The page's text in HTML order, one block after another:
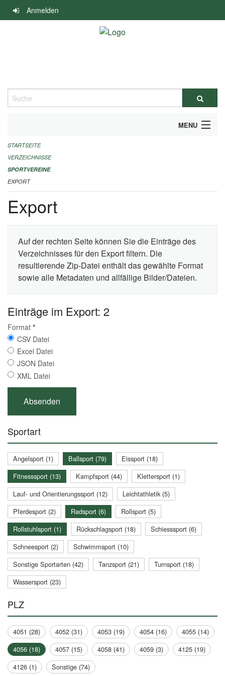
Navigation
überspringen
Anmelden
Suche
MENU
ALLGEMEINE INFORMATIONEN
FINANZIELLE UNTERSTÜTZUNG BENÖTIGT?
KONTAKT
STARTSEITE
VERZEICHNISSE
SPORTVEREINE
EXPORT
Export
Auf der rechten Seite können Sie die Einträge des
Verzeichnisses für den Export filtern. Die
resultierende Zip-Datei enthält das gewählte Format
sowie alle Metadaten und allfällige Bilder/Dateien.
Einträge im Export: 2
Format *
CSV Datei
Excel Datei
JSON Datei
XML Datei
Sportart
Angelsport (1) Ballsport (79)
Eissport (18)
Fitnesssport (13)
Kampfsport (44)
Klettersport (1)
Lauf- und Orientierungssport (12)
Leichtathletik (5)
Pferdesport (2)
Radsport (6)
Rollsport (5)
Rollstuhlsport (1)
Rückschlagsport (18)
Schiesssport (6)
Schneesport (2)
Schwimmsport (10)
Sonstige Sportarten (42)
Tanzsport (21)
Turnsport (18)
Wassersport (23)
PLZ
4051 (28) 4052 (31) 4053 (19) 4054 (16)
4055 (14)
4056 (18)
4057 (15) 4058 (41) 4059 (3)
4125 (19)
4126 (1)
Sonstige (74)